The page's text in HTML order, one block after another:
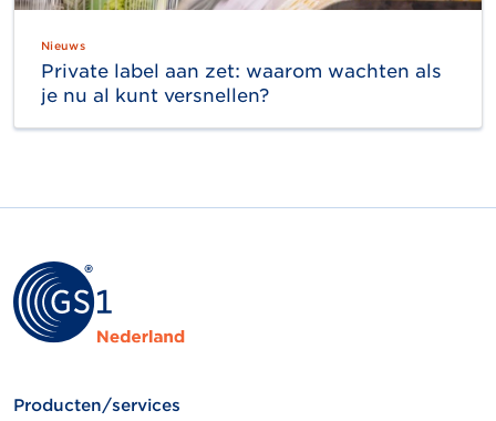
Nieuws
Private label aan zet: waarom wachten als
je nu al kunt versnellen?
Producten/services